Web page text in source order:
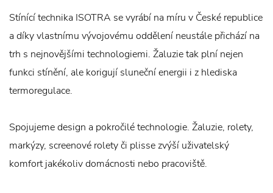
Stínící technika ISOTRA se vyrábí na míru v České republice
a díky vlastnímu vývojovému oddělení neustále přichází na
trh s nejnovějšími technologiemi. Žaluzie tak plní nejen
funkci stínění, ale korigují sluneční energii i z hlediska
termoregulace.
Spojujeme design a pokročilé technologie. Žaluzie, rolety,
markýzy, screenové rolety či plisse zvýší uživatelský
komfort jakékoliv domácnosti nebo pracoviště.